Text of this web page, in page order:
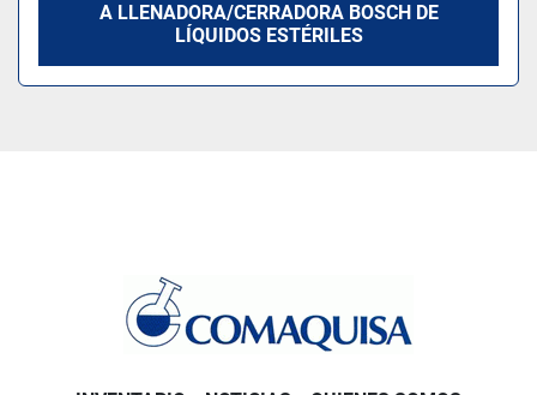
A LLENADORA/CERRADORA BOSCH DE
LÍQUIDOS ESTÉRILES